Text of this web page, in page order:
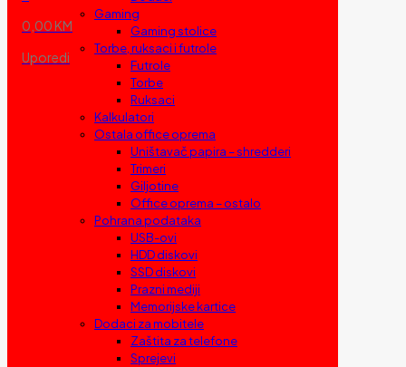
0,00 KM
Uporedi
Gaming
Gaming stolice
Torbe, ruksaci i futrole
Futrole
Torbe
Ruksaci
Kalkulatori
Ostala office oprema
Uništavač papira – shredderi
Trimeri
Giljotine
Office oprema – ostalo
Pohrana podataka
USB-ovi
HDD diskovi
SSD diskovi
Prazni mediji
Memorijske kartice
Dodaci za mobitele
Zaštita za telefone
Sprejevi